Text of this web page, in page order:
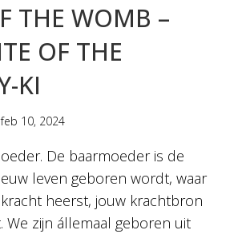
THE WOMB –
OF THE
KI
feb 10, 2024
De baarmoeder is de
leven geboren wordt, waar
heerst, jouw krachtbron
We zijn állemaal geboren uit